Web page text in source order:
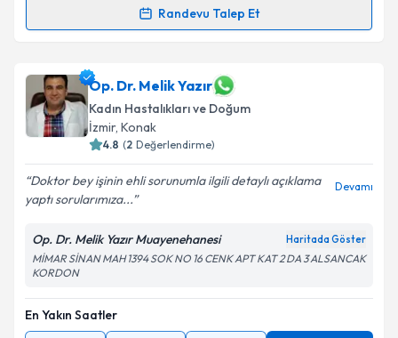
Randevu Talep Et
almanız için bir takvim hazırlandığında e-posta ile
bilgilendireceğiz.
E-posta Adresiniz
Metni'ni okudum ve kişisel verilerimin belirtilen
kapsamda işlenmesini kabul ediyorum.
Op. Dr. Melik Yazır
Kadın Hastalıkları ve Doğum
İzmir, Konak
4.8 (2 Değerlendirme)
Doktor bey işinin ehli sorunumla ilgili detaylı açıklama
yaptı sorularımıza...
Devamı
Op. Dr. Melik Yazır Muayenehanesi Haritada Göster
MİMAR SİNAN MAH 1394 SOK NO 16 CENK APT KAT 2 DA 3 ALSANCAK
KORDON
En Yakın Saatler